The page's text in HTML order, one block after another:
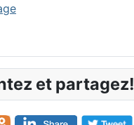
et partagez!